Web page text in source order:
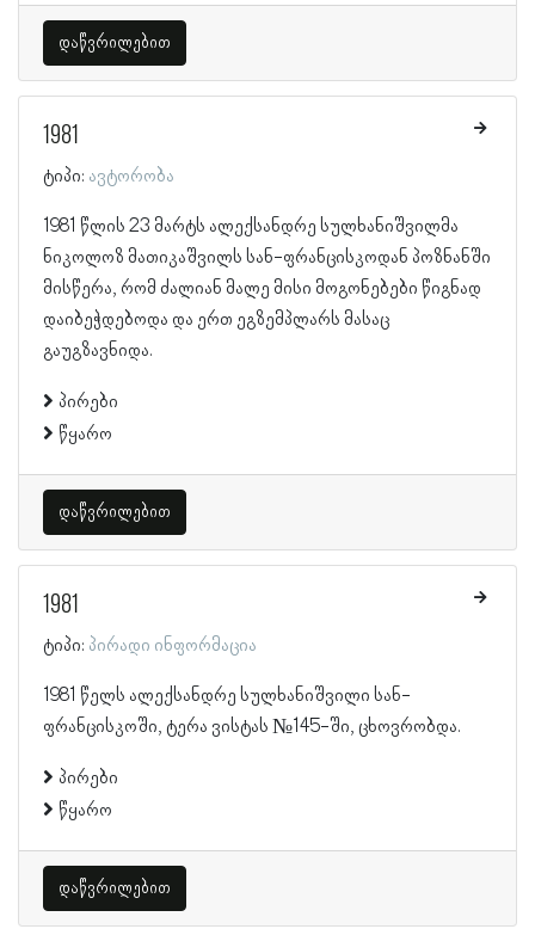
დაწვრილებით
1981
ტიპი: ავტორობა
1981 წლის 23 მარტს ალექსანდრე სულხანიშვილმა
ნიკოლოზ მათიკაშვილს სან-ფრანცისკოდან პოზნანში
მისწერა, რომ ძალიან მალე მისი მოგონებები წიგნად
დაიბეჭდებოდა და ერთ ეგზემპლარს მასაც
გაუგზავნიდა.
პირები
წყარო
დაწვრილებით
1981
ტიპი: პირადი ინფორმაცია
1981 წელს ალექსანდრე სულხანიშვილი სან-
ფრანცისკოში, ტერა ვისტას №145-ში, ცხოვრობდა.
პირები
წყარო
დაწვრილებით